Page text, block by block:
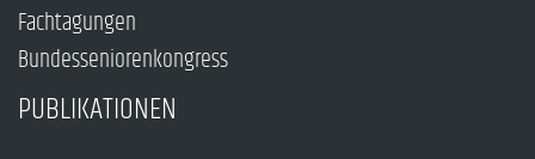
Fachtagungen
Bundesseniorenkongress
PUBLIKATIONEN